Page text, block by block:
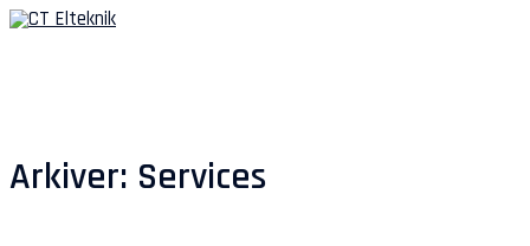
Spring
Arkiver: Services